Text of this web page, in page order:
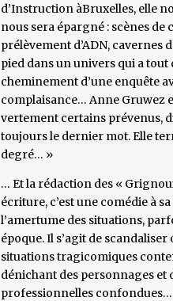
d’Instruction àBruxelles, elle
nous sera épargné : scènes
prélèvement d’ADN, cavernes
pied dans un univers qui a
cheminement d’une enquête
complaisance… Anne Gruwez
vertement certains prévenus,
toujours le dernier mot. Elle
degré… »
… Et la rédaction des «
écriture, c’est une comédie à
l’amertume des situations,
époque. Il s’agit de
situations tragicomiques
dénichant des personnages et
professionnelles